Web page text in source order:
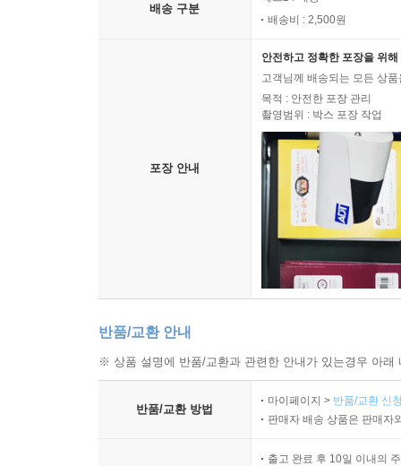
배송 구분
배송비 : 2,500원
포장 안내
안전하고 정확한 포장을 위
고객님께 배송되는 모든 상
목적 : 안전한 포장 관리
촬영범위 : 박스 포장 작업
반품/교환 안내
※ 상품 설명에 반품/교환과 관련한 안내가 있는경우 아
반품/교환 방법
마이페이지 > 반품/교환 신
판매자 배송 상품은 판매자
출고 완료 후 10일 이내의